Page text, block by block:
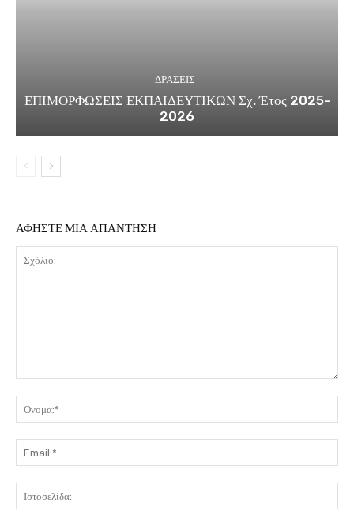
ΔΡΑΣΕΙΣ
ΕΠΙΜΟΡΦΩΣΕΙΣ ΕΚΠΑΙΔΕΥΤΙΚΩΝ Σχ. Έτος 2025-
2026
ΑΦΗΣΤΕ ΜΙΑ ΑΠΑΝΤΗΣΗ